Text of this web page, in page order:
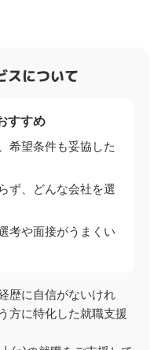
スについて
すすめ
希望条件も妥協した
ず、どんな会社を選
考や面接がうまくい
歴に自信がないけれ
方に特化した就職支援